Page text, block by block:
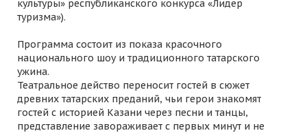
культуры» республиканского конкурса «Лидер
туризма»).
Программа состоит из показа красочного
национального шоу и традиционного татарского
ужина.
Театральное действо переносит гостей в сюжет
древних татарских преданий, чьи герои знакомят
гостей с историей Казани через песни и танцы,
представление завораживает с первых минут и не